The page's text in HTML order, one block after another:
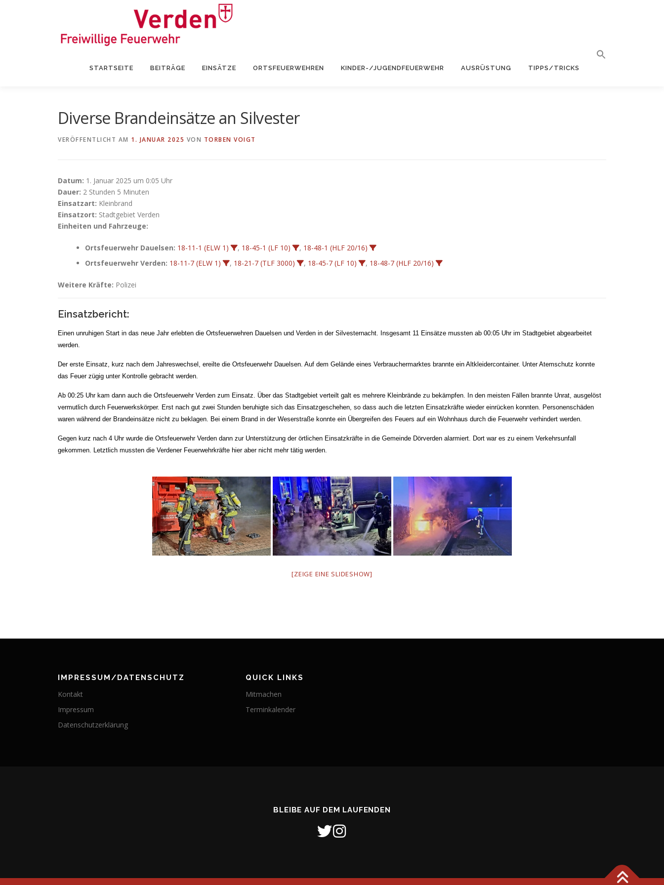
STARTSEITE BEITRÄGE EINSÄTZE ORTSFEUERWEHREN KINDER-/JUGENDFEUERWEHR AUSRÜSTUNG TIPPS/TRICKS
Diverse Brandeinsätze an Silvester
VERÖFFENTLICHT AM 1. JANUAR 2025 VON TORBEN VOIGT
Datum: 1. Januar 2025 um 0:05 Uhr
Dauer: 2 Stunden 5 Minuten
Einsatzart: Kleinbrand
Einsatzort: Stadtgebiet Verden
Einheiten und Fahrzeuge:
Ortsfeuerwehr Dauelsen: 18-11-1 (ELW 1) , 18-45-1 (LF 10) , 18-48-1 (HLF 20/16)
Ortsfeuerwehr Verden: 18-11-7 (ELW 1) , 18-21-7 (TLF 3000) , 18-45-7 (LF 10) , 18-48-7 (HLF 20/16)
Weitere Kräfte: Polizei
Einsatzbericht:
Einen unruhigen Start in das neue Jahr erlebten die Ortsfeuerwehren Dauelsen und Verden in der Silvesternacht. Insgesamt 11 Einsätze mussten ab 00:05 Uhr im Stadtgebiet abgearbeitet
werden.
Der erste Einsatz, kurz nach dem Jahreswechsel, ereilte die Ortsfeuerwehr Dauelsen. Auf dem Gelände eines Verbrauchermarktes brannte ein Altkleidercontainer. Unter Atemschutz konnte
das Feuer zügig unter Kontrolle gebracht werden.
Ab 00:25 Uhr kam dann auch die Ortsfeuerwehr Verden zum Einsatz. Über das Stadtgebiet verteilt galt es mehrere Kleinbrände zu bekämpfen. In den meisten Fällen brannte Unrat, ausgelöst
vermutlich durch Feuerwerkskörper. Erst nach gut zwei Stunden beruhigte sich das Einsatzgeschehen, so dass auch die letzten Einsatzkräfte wieder einrücken konnten. Personenschäden
waren während der Brandeinsätze nicht zu beklagen. Bei einem Brand in der Weserstraße konnte ein Übergreifen des Feuers auf ein Wohnhaus durch die Feuerwehr verhindert werden.
Gegen kurz nach 4 Uhr wurde die Ortsfeuerwehr Verden dann zur Unterstützung der örtlichen Einsatzkräfte in die Gemeinde Dörverden alarmiert. Dort war es zu einem Verkehrsunfall
gekommen. Letztlich mussten die Verdener Feuerwehrkräfte hier aber nicht mehr tätig werden.
[ZEIGE EINE SLIDESHOW]
IMPRESSUM/DATENSCHUTZ
Kontakt
Impressum
Datenschutzerklärung
QUICK LINKS
Mitmachen
Terminkalender
BLEIBE AUF DEM LAUFENDEN